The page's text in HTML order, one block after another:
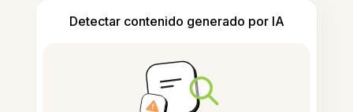
Detectar contenido generado por IA